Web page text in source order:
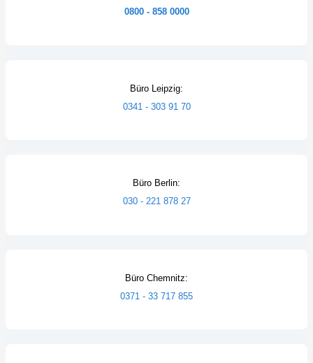
0800 - 858 0000
Büro Leipzig:
0341 - 303 91 70
Büro Berlin:
030 - 221 878 27
Büro Chemnitz:
0371 - 33 717 855